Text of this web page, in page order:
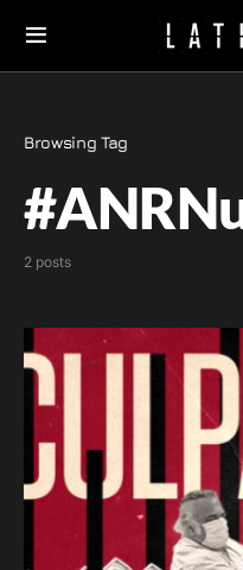
Browsing Tag
2 posts